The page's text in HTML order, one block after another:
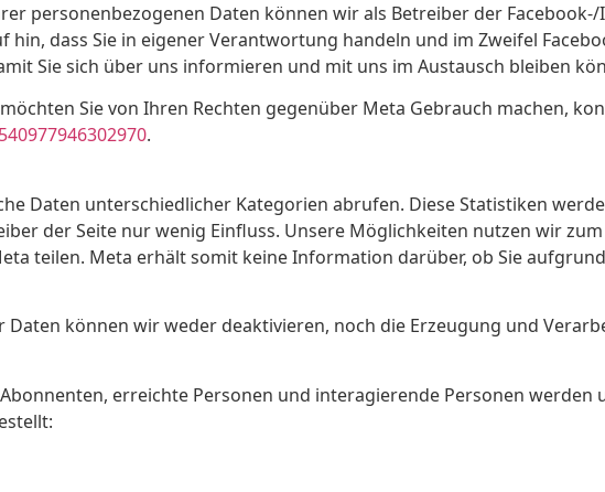
personenbezogenen Daten können wir als Betreiber der
dass Sie in eigener Verantwortung handeln und im Zweifel
Sie sich über uns informieren und mit uns im Austausch bleiben
Sie von Ihren Rechten gegenüber Meta Gebrauch machen,
.
Daten unterschiedlicher Kategorien abrufen. Diese Statistiken
der Seite nur wenig Einfluss. Unsere Möglichkeiten nutzen wir
teilen. Meta erhält somit keine Information darüber, ob Sie
können wir weder deaktivieren, noch die Erzeugung und
erreichte Personen und interagierende Personen werden